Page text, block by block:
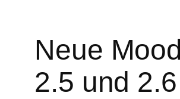
Neue
2.5 und 2.6